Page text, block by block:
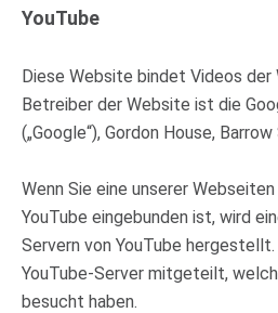
YouTube
Diese Website bindet Videos der
Betreiber der Website ist die
(„Google“), Gordon House,
Wenn Sie eine unserer
YouTube eingebunden ist, wird
Servern von YouTube
YouTube-Server mitgeteilt,
besucht haben.